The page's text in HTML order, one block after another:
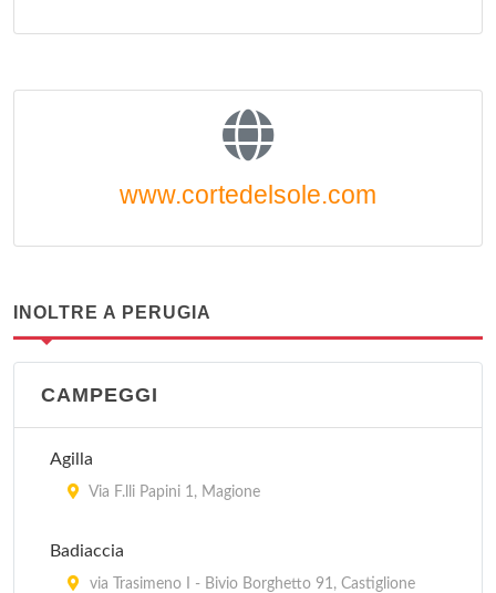
www.cortedelsole.com
INOLTRE A PERUGIA
CAMPEGGI
Agilla
Via F.lli Papini 1, Magione
Badiaccia
via Trasimeno I - Bivio Borghetto 91, Castiglione